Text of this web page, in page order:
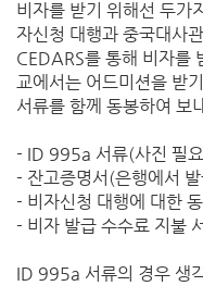
비자를 받기 위해선 두가
자신청 대행과 중국대사
CEDARS를 통해 비자를
교에서는 어드미션을 받
서류를 함께 동봉하여 보
- ID 995a 서류(사진 필
- 잔고증명서(은행에서
- 비자신청 대행에 대한
- 비자 발급 수수료 지불
ID 995a 서류의 경우 생